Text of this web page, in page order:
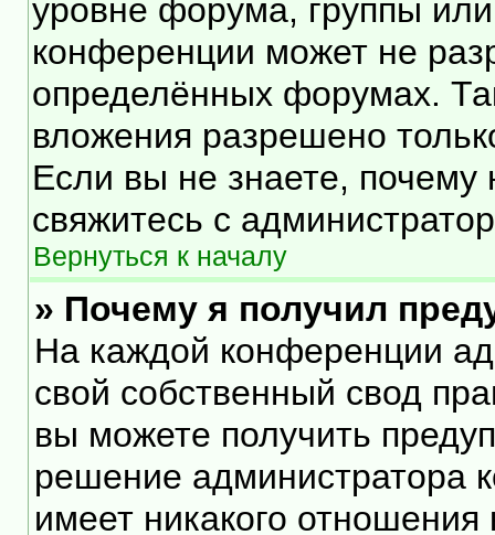
уровне форума, группы
конференции может не
определённых форумах.
вложения разрешено
Если вы не знаете,
свяжитесь с
Вернуться к началу
» Почему я получил
На каждой конференции
свой собственный свод
вы можете получить
решение администратора
имеет никакого